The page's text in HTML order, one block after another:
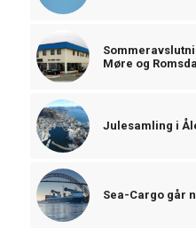
Møre og
Julesamling i
Sea-Cargo går